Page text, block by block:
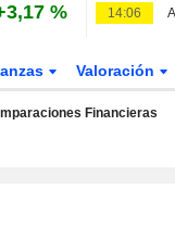
% 14:06
Valoración
Financieras